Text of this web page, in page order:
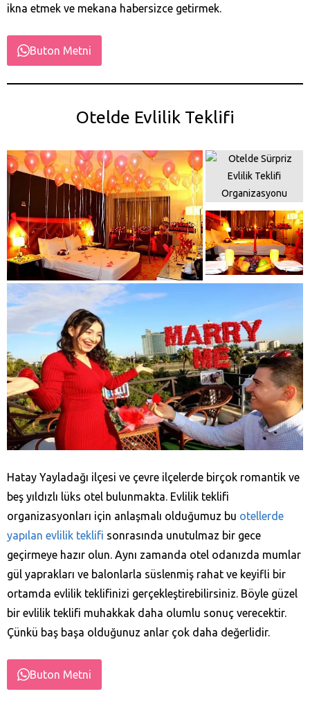
ikna etmek ve mekana habersizce getirmek.
Buton Metni
Otelde Evlilik Teklifi
Hatay Yayladağı‎ ilçesi ve çevre ilçelerde birçok romantik ve
beş yıldızlı lüks otel bulunmakta. Evlilik teklifi
organizasyonları için anlaşmalı olduğumuz bu otellerde
yapılan evlilik teklifi sonrasında unutulmaz bir gece
geçirmeye hazır olun. Aynı zamanda otel odanızda mumlar
gül yaprakları ve balonlarla süslenmiş rahat ve keyifli bir
ortamda evlilik teklifinizi gerçekleştirebilirsiniz. Böyle güzel
bir evlilik teklifi muhakkak daha olumlu sonuç verecektir.
Çünkü baş başa olduğunuz anlar çok daha değerlidir.
Buton Metni